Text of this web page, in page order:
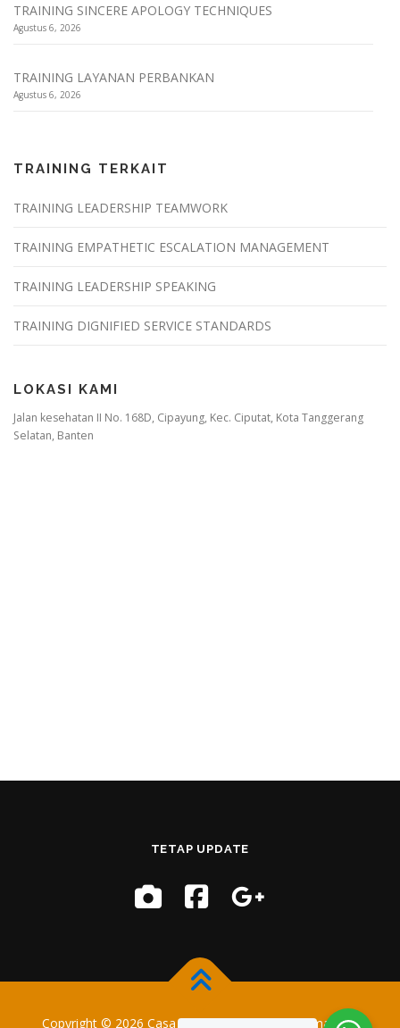
TRAINING SINCERE APOLOGY TECHNIQUES
Agustus 6, 2026
TRAINING LAYANAN PERBANKAN
Agustus 6, 2026
TRAINING TERKAIT
TRAINING LEADERSHIP TEAMWORK
TRAINING EMPATHETIC ESCALATION MANAGEMENT
TRAINING LEADERSHIP SPEAKING
TRAINING DIGNIFIED SERVICE STANDARDS
LOKASI KAMI
Jalan kesehatan II No. 168D, Cipayung, Kec. Ciputat, Kota Tanggerang
Selatan, Banten
TETAP UPDATE
Copyright © 2026 Casa Training–OnePresstema oleh